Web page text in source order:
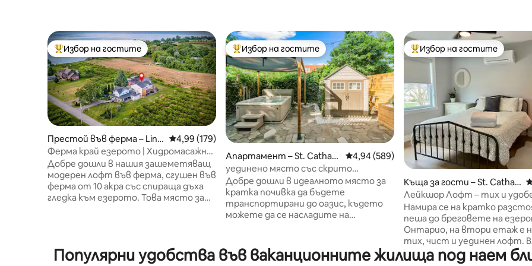
Най-популярен избор на гостите
Избор на гостите
Престой във ферма – Linc
oln
Средна оценка: 4,99 от 5, 179 отзива
4,99 (179)
Ферма край езерото | Хидромасажна
вана | Огнище | Достъп до плажа
Добре дошли в нашия зашеметяващ
модерен лофт във ферма, сгушен във
ферма от 10 акра със спираща дъха
гледка към езерото. Това място за
пространство със сводести тавани
Най-популярен избор на гостите
Избор на гостите
Апартамент – St. Cathari
nes
Средна оценка: 4,94 от 5, 589 отзива
4,94 (589)
уединено място със скрито
съкровище – хидромасажна вана, иглу
и кинозала
Добре дошли в идеалното място за
кратка почивка да бъдете
транспортирани до оазис, където
можете да се насладите на
апартамент е просторен и
съвременен. Отпуснете се на
Най-популярен избор на
Избор на гостите
Къща за гости – St. Cathari
nes
Лейкшор Лофт – тих и
апартамент с 1 спалня
Намира се на кратко
пеша до бреговете на
Онтарио, на втори етаж е
тих, чист и уединен лофт. Влезте
през отделния вход в
новопостроена пълна кухня/
Популярни удобства във ваканционните жилища под наем